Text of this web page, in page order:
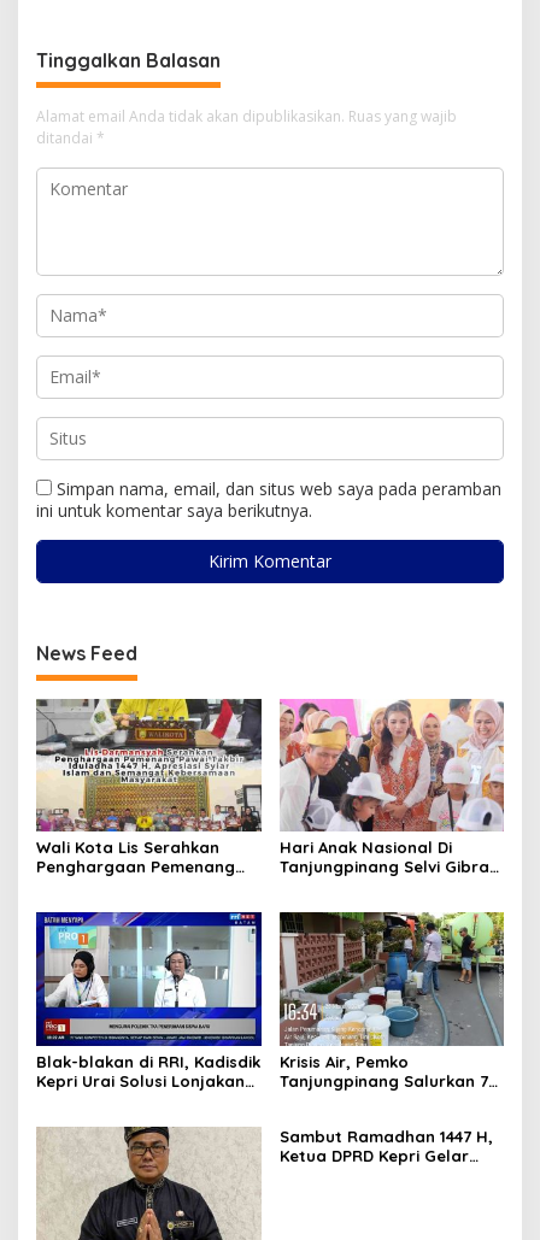
Tinggalkan Balasan
Alamat email Anda tidak akan dipublikasikan. Ruas yang wajib
ditandai *
Simpan nama, email, dan situs web saya pada peramban
ini untuk komentar saya berikutnya.
News Feed
Wali Kota Lis Serahkan
Penghargaan Pemenang
Hidupkan Syiar Islam
Hari Anak Nasional Di
Tanjungpinang Selvi Gibran
Blak-blakan di RRI, Kadisdik
Kepri Urai Solusi Lonjakan
Krisis Air, Pemko
Tanjungpinang Salurkan 75
Sambut Ramadhan 1447 H,
Ketua DPRD Kepri Gelar